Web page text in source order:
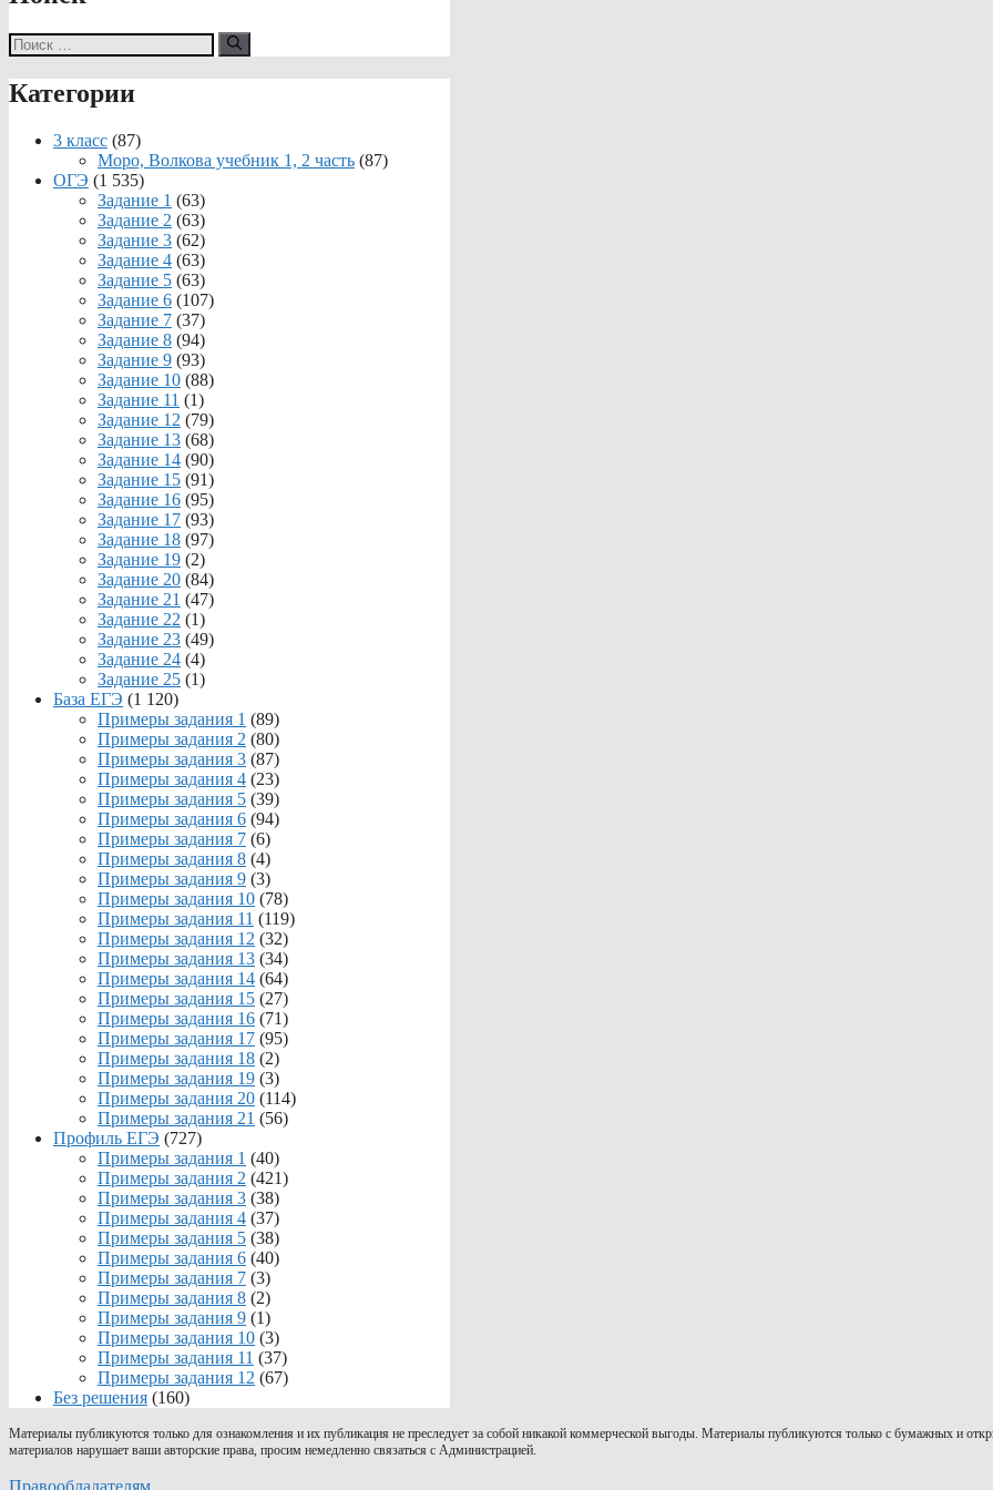
Поиск:
Категории
3 класс (87)
Моро, Волкова учебник 1, 2 часть (87)
ОГЭ (1 535)
Задание 1 (63)
Задание 2 (63)
Задание 3 (62)
Задание 4 (63)
Задание 5 (63)
Задание 6 (107)
Задание 7 (37)
Задание 8 (94)
Задание 9 (93)
Задание 10 (88)
Задание 11 (1)
Задание 12 (79)
Задание 13 (68)
Задание 14 (90)
Задание 15 (91)
Задание 16 (95)
Задание 17 (93)
Задание 18 (97)
Задание 19 (2)
Задание 20 (84)
Задание 21 (47)
Задание 22 (1)
Задание 23 (49)
Задание 24 (4)
Задание 25 (1)
База ЕГЭ (1 120)
Примеры задания 1 (89)
Примеры задания 2 (80)
Примеры задания 3 (87)
Примеры задания 4 (23)
Примеры задания 5 (39)
Примеры задания 6 (94)
Примеры задания 7 (6)
Примеры задания 8 (4)
Примеры задания 9 (3)
Примеры задания 10 (78)
Примеры задания 11 (119)
Примеры задания 12 (32)
Примеры задания 13 (34)
Примеры задания 14 (64)
Примеры задания 15 (27)
Примеры задания 16 (71)
Примеры задания 17 (95)
Примеры задания 18 (2)
Примеры задания 19 (3)
Примеры задания 20 (114)
Примеры задания 21 (56)
Профиль ЕГЭ (727)
Примеры задания 1 (40)
Примеры задания 2 (421)
Примеры задания 3 (38)
Примеры задания 4 (37)
Примеры задания 5 (38)
Примеры задания 6 (40)
Примеры задания 7 (3)
Примеры задания 8 (2)
Примеры задания 9 (1)
Примеры задания 10 (3)
Примеры задания 11 (37)
Примеры задания 12 (67)
Без решения (160)
Материалы публикуются только для ознакомления и их публикация не преследует за собой никакой коммерческой выгоды. Материалы публикуются только с бумажных и
материалов нарушает ваши авторские права, просим немедленно связаться с Администрацией.
Правообладателям